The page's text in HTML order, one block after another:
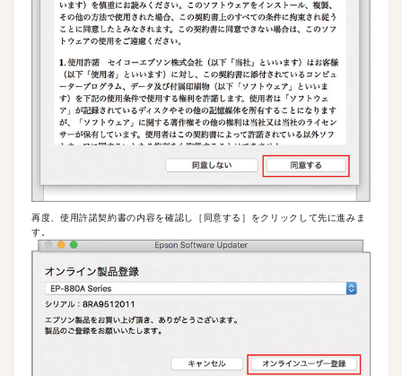
再度、使用許諾契約書の内容を確認し［同意する］をクリックして先に進みま
す。